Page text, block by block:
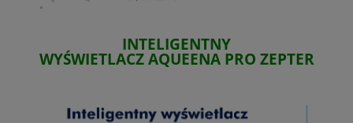
INTELIGENTNY
WYŚWIETLACZ AQUEENA PRO ZEPTER